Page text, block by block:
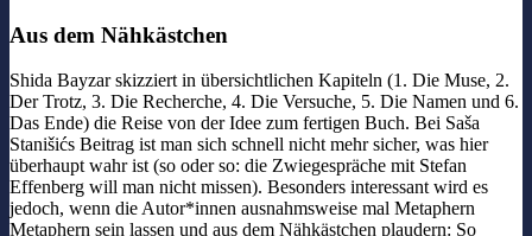
Aus dem Nähkästchen
Shida Bayzar skizziert in übersichtlichen Kapiteln (1. Die Muse, 2.
Der Trotz, 3. Die Recherche, 4. Die Versuche, 5. Die Namen und 6.
Das Ende) die Reise von der Idee zum fertigen Buch. Bei Saša
Stanišićs Beitrag ist man sich schnell nicht mehr sicher, was hier
überhaupt wahr ist (so oder so: die Zwiegespräche mit Stefan
Effenberg will man nicht missen). Besonders interessant wird es
jedoch, wenn die Autor*innen ausnahmsweise mal Metaphern
Metaphern sein lassen und aus dem Nähkästchen plaudern: So